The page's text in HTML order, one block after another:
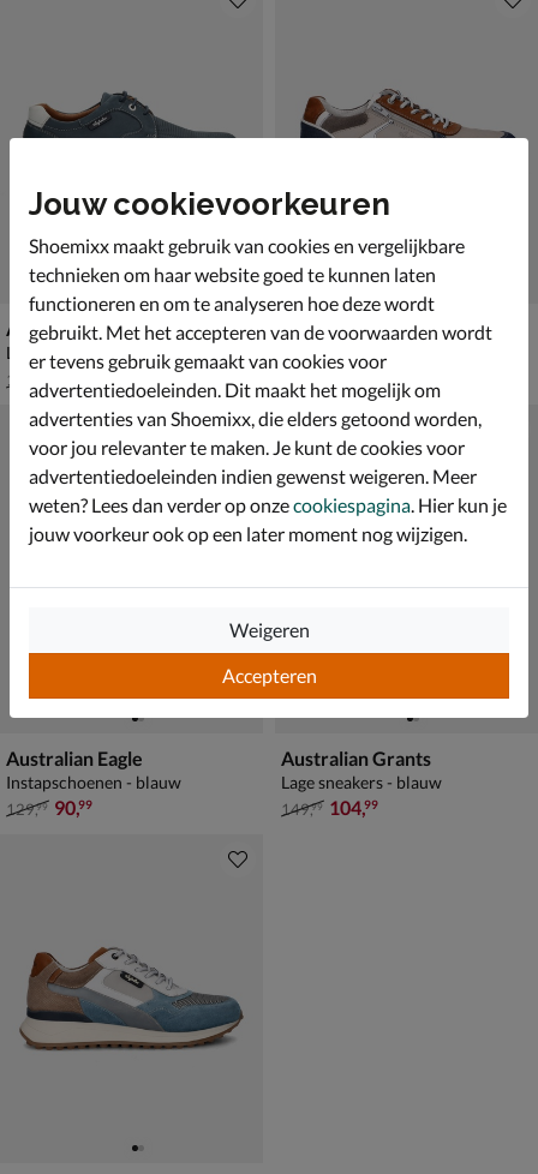
Australian Porto
Lage sneakers - blauw
van € 139,99 vanaf € 90,99
139 ,99
Australian Hawker
Lage sneakers - blauw
vanaf € 149,99
v.a.
Australian Eagle
Instapschoenen - blauw
van € 129,99 voor € 90,99
129,99 90,99
Australian Grants
Lage sneakers - blauw
van € 149,99 voor € 104,99
149,99 104,99
Jouw cookievoorkeuren
Shoemixx maakt gebruik van cookies en vergelijkbare
technieken om haar website goed te kunnen laten
functioneren en om te analyseren hoe deze wordt
gebruikt. Met het accepteren van de voorwaarden wordt
er tevens gebruik gemaakt van cookies voor
advertentiedoeleinden. Dit maakt het mogelijk om
advertenties van Shoemixx, die elders getoond worden,
voor jou relevanter te maken. Je kunt de cookies voor
advertentiedoeleinden indien gewenst weigeren. Meer
weten? Lees dan verder op onzecookiespagina . Hier kun je
jouw voorkeur ook op een later moment nog wijzigen.
Accepteren
Weigeren